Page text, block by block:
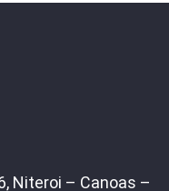
Niteroi – Canoas –